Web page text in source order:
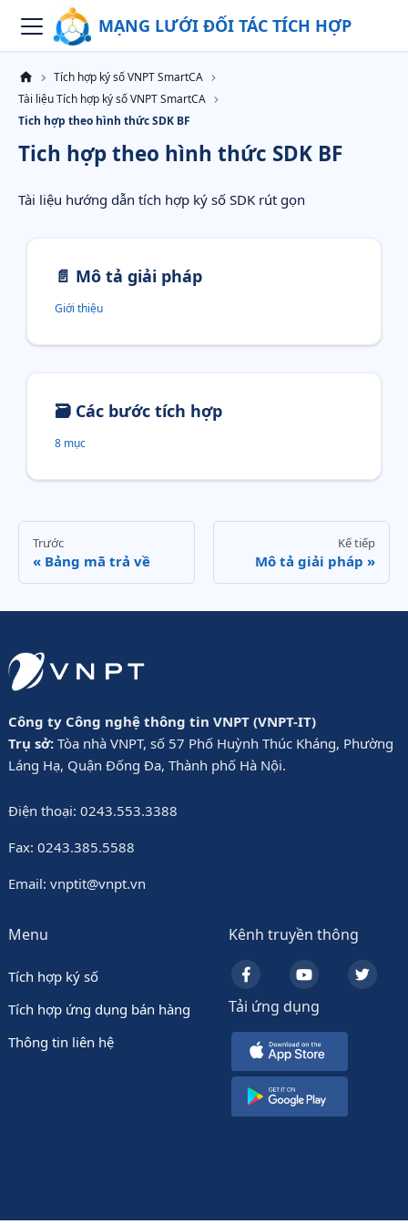
MẠNG LƯỚI ĐỐI TÁC TÍCH HỢP
Tích hợp ký số VNPT SmartCA
Tài liệu Tích hợp ký số VNPT SmartCA
Tich hợp theo hình thức SDK BF
Tich hợp theo hình thức SDK BF
Tài liệu hướng dẫn tích hợp ký số SDK rút gọn
📄️ Mô tả giải pháp
Giới thiệu
🗃️ Các bước tích hợp
8 mục
Trước
Bảng mã trả về
Kế tiếp
Mô tả giải pháp
Công ty Công nghệ thông tin VNPT (VNPT-IT)
Trụ sở:Tòa nhà VNPT, số 57 Phố Huỳnh Thúc Kháng, Phường
Láng Hạ, Quận Đống Đa, Thành phố Hà Nội.
Điện thoại: 0243.553.3388
Fax: 0243.385.5588
Email: vnptit@vnpt.vn
Menu
Tích hợp ký số
Tích hợp ứng dụng bán hàng
Thông tin liên hệ
Kênh truyền thông
Tải ứng dụng